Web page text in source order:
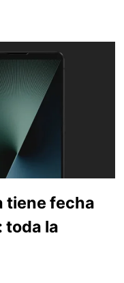
tiene fecha
toda la